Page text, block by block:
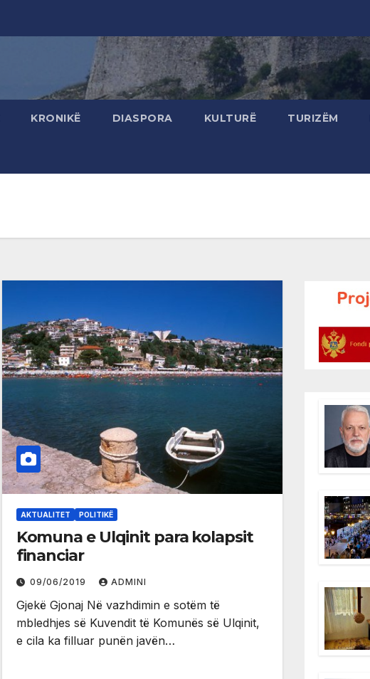
KRONIKË DIASPORA KULTURË TURIZËM
AKTUALITET POLITIKË
Komuna e Ulqinit para kolapsit
financiar
09/06/2019 ADMINI
Gjekë Gjonaj Në vazhdimin e sotëm të
mbledhjes së Kuvendit të Komunës së Ulqinit,
e cila ka filluar punën javën…